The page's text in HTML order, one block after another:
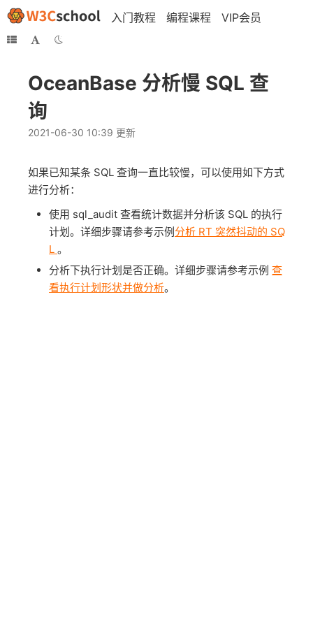
入门教程 编程课程 VIP会员
OceanBase 分析慢 SQL 查
询
2021-06-30 10:39 更新
如果已知某条 SQL 查询一直比较慢，可以使用如下方式
进行分析：
使用 sql_audit 查看统计数据并分析该 SQL 的执行
计划。详细步骤请参考示例分析 RT 突然抖动的 SQ
L 。
分析下执行计划是否正确。详细步骤请参考示例 查
看执行计划形状并做分析。